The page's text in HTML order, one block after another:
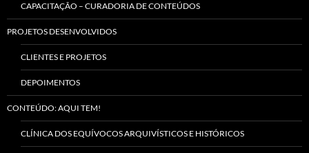
CAPACITAÇÃO – CURADORIA DE CONTEÚDOS
PROJETOS DESENVOLVIDOS
CLIENTES E PROJETOS
DEPOIMENTOS
CONTEÚDO: AQUI TEM!
CLÍNICA DOS EQUÍVOCOS ARQUIVÍSTICOS E HISTÓRICOS